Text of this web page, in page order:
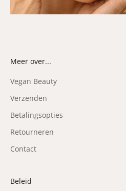
Meer over...
Vegan Beauty
Verzenden
Betalingsopties
Retourneren
Contact
Beleid